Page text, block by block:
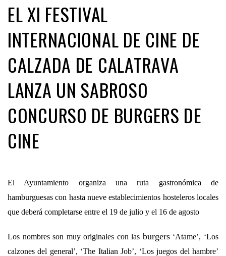
EL XI FESTIVAL
INTERNACIONAL DE CINE DE
CALZADA DE CALATRAVA
LANZA UN SABROSO
CONCURSO DE BURGERS DE
CINE
El Ayuntamiento organiza una ruta gastronómica de
hamburguesas con hasta nueve establecimientos hosteleros locales
que deberá completarse entre el 19 de julio y el 16 de agosto
Los nombres son muy originales con las burgers‘Atame’, ‘Los
calzones del general’, ‘The Italian Job’, ‘Los juegos del hambre’